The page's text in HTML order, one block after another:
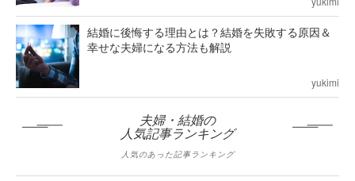
結婚に後悔する理由とは？結婚を失敗する原因＆
幸せな夫婦になる方法も解説
yukimi
夫婦・結婚の
人気記事ランキング
人気のあった記事ランキング